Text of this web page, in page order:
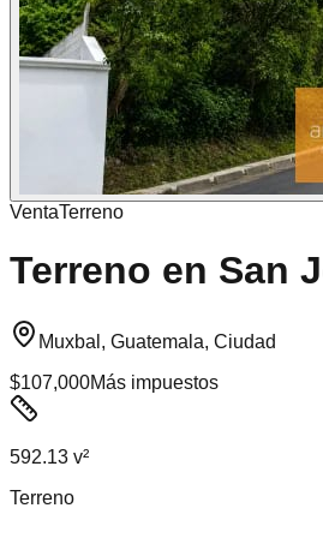
VentaTerreno
Terreno en San
Muxbal, Guatemala, Ciudad
$107,000Más impuestos
592.13 v²
Terreno